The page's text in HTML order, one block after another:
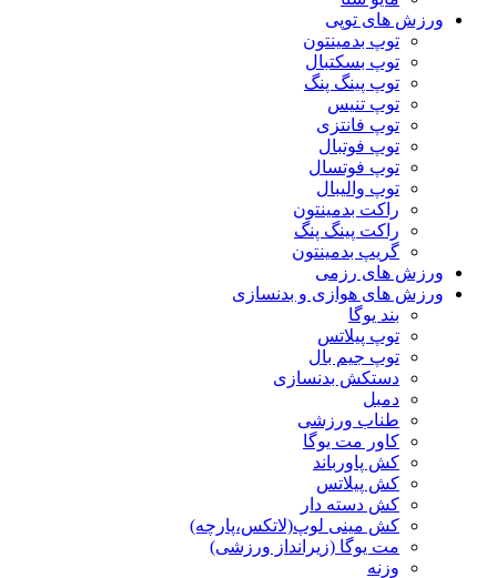
ورزش های توپی
توپ بدمینتون
توپ بسکتبال
توپ پینگ پنگ
توپ تنیس
توپ فانتزی
توپ فوتبال
توپ فوتسال
توپ والیبال
راکت بدمینتون
راکت پینگ پنگ
گریپ بدمینتون
ورزش های رزمی
ورزش های هوازی و بدنسازی
بند یوگا
توپ پیلاتس
توپ جیم بال
دستکش بدنسازی
دمبل
طناب ورزشی
کاور مت یوگا
کش پاورباند
کش پیلاتس
کش دسته دار
کش مینی لوپ(لاتکس،پارچه)
مت یوگا (زیرانداز ورزشی)
وزنه